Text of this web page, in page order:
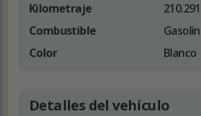
Kilometraje
210.291
Combustible
Color
Blanco
Detalles del vehículo